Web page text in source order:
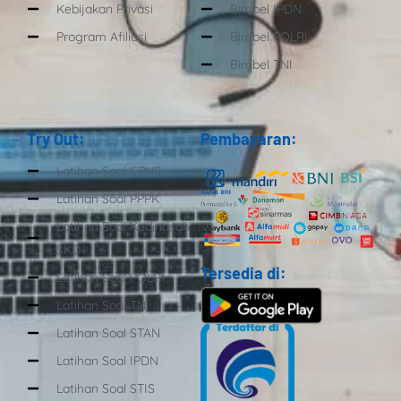
Kebijakan Privasi
Program Afiliasi
Bimbel IPDN
Bimbel POLRI
Bimbel TNI
Try Out:
Latihan Soal CPNS
Latihan Soal PPPK
Latihan Soal Kedinasan
SKD
Latihan Soal POLRI
Latihan Soal TNI
Latihan Soal STAN
Latihan Soal IPDN
Latihan Soal STIS
Pembayaran:
Tersedia di: